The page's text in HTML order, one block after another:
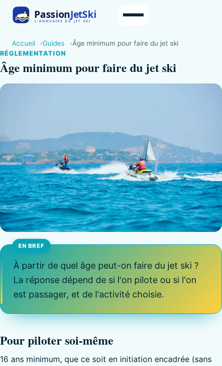
Accueil Guides Âge minimum pour faire du jet ski
RÉGLEMENTATION
Âge minimum pour faire du jet ski
À partir de quel âge peut-on faire du jet ski ?
La réponse dépend de si l'on pilote ou si l'on
est passager, et de l'activité choisie.
Pour piloter soi-même
16 ans minimum, que ce soit en initiation encadrée (sans